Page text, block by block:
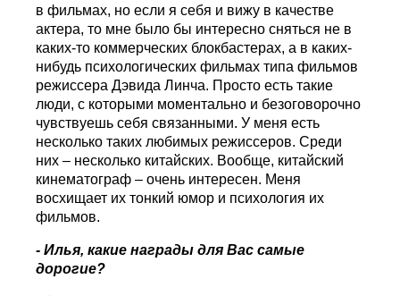
в фильмах, но если я себя и вижу в качестве
актера, то мне было бы интересно сняться не в
каких-то коммерческих блокбастерах, а в каких-
нибудь психологических фильмах типа фильмов
режиссера Дэвида Линча. Просто есть такие
люди, с которыми моментально и безоговорочно
чувствуешь себя связанными. У меня есть
несколько таких любимых режиссеров. Среди
них – несколько китайских. Вообще, китайский
кинематограф – очень интересен. Меня
восхищает их тонкий юмор и психология их
фильмов.
- Илья, какие награды для Вас самые
дорогие?